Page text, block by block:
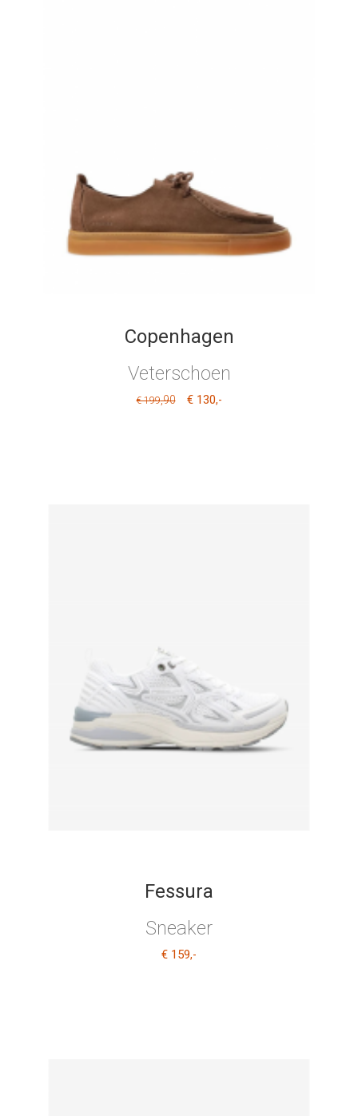
Copenhagen
Veterschoen
€ 199,90 € 130,-
Fessura
Sneaker
€ 159,-